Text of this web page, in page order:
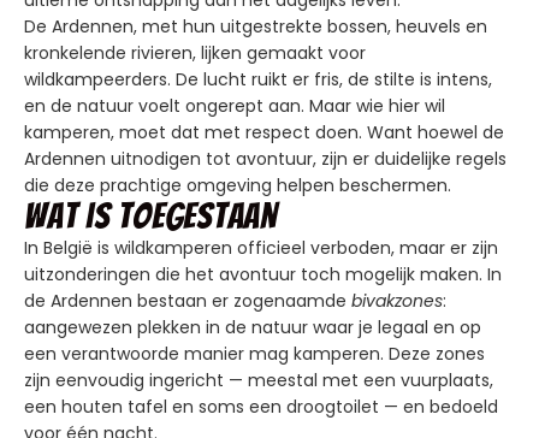
De Ardennen, met hun uitgestrekte bossen, heuvels en
kronkelende rivieren, lijken gemaakt voor
wildkampeerders. De lucht ruikt er fris, de stilte is intens,
en de natuur voelt ongerept aan. Maar wie hier wil
kamperen, moet dat met respect doen. Want hoewel de
Ardennen uitnodigen tot avontuur, zijn er duidelijke regels
die deze prachtige omgeving helpen beschermen.
Wat is toegestaan
In België is wildkamperen officieel verboden, maar er zijn
uitzonderingen die het avontuur toch mogelijk maken. In
de Ardennen bestaan er zogenaamde bivakzones:
aangewezen plekken in de natuur waar je legaal en op
een verantwoorde manier mag kamperen. Deze zones
zijn eenvoudig ingericht — meestal met een vuurplaats,
een houten tafel en soms een droogtoilet — en bedoeld
voor één nacht.